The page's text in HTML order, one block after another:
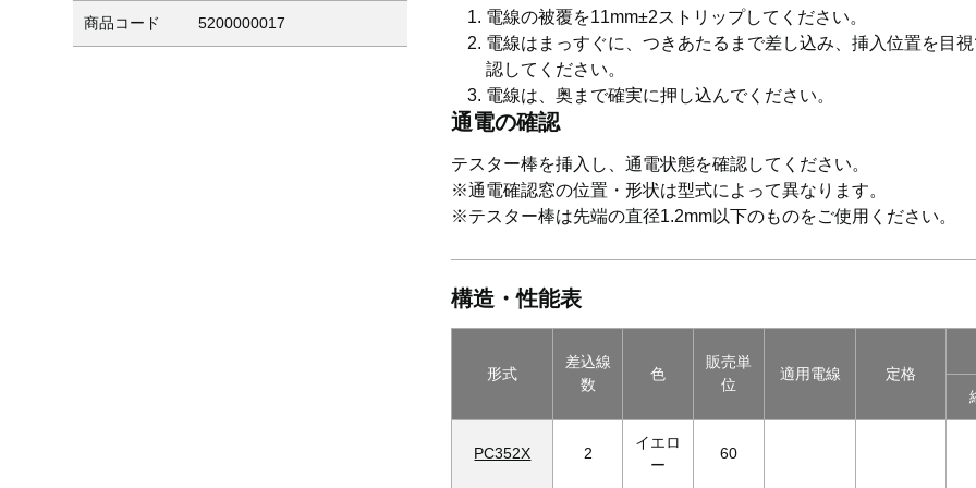
商品コード 5200000017
電線の被覆を11mm±2ストリップしてください。
電線はまっすぐに、つきあたるまで差し込み、挿入位置を目
認してください。
電線は、奥まで確実に押し込んでください。
通電の確認
テスター棒を挿入し、通電状態を確認してください。
※通電確認窓の位置・形状は型式によって異なります。
※テスター棒は先端の直径1.2mm以下のものをご使用ください。
構造・性能表
形式
差込線
数
色
販売単
位
適用電線 定格
PC352X 2
イエロ
ー
60